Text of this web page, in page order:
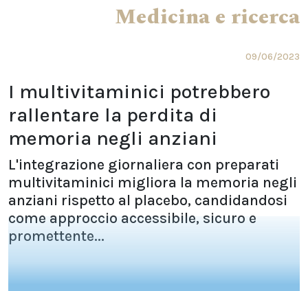
Medicina e ricerca
09/06/2023
I multivitaminici potrebbero
rallentare la perdita di
memoria negli anziani
L'integrazione giornaliera con preparati
multivitaminici migliora la memoria negli
anziani rispetto al placebo, candidandosi
come approccio accessibile, sicuro e
promettente...